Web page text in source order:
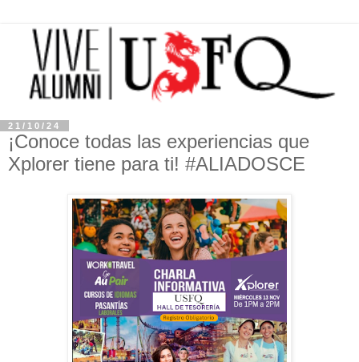
21/10/24
¡Conoce todas las experiencias que
Xplorer tiene para ti! #ALIADOSCE